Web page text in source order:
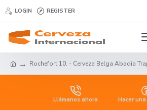
LOGIN REGISTER
Rochefort 10. - Cerveza Belga Abadia
Llámanos ahora Hacer